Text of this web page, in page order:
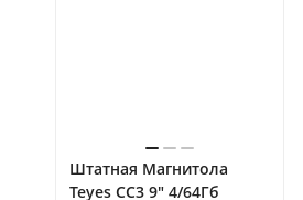
Штатная Магнитола
Teyes CC3 9" 4/64Гб